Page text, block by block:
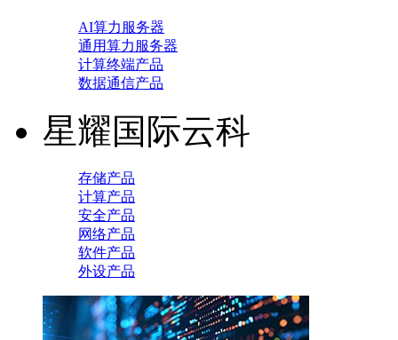
AI算力服务器
通用算力服务器
计算终端产品
数据通信产品
星耀国际云科
存储产品
计算产品
安全产品
网络产品
软件产品
外设产品